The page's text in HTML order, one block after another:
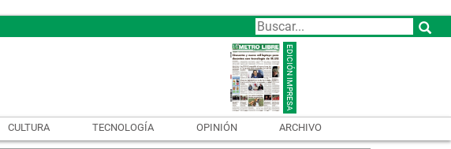
CULTURA TECNOLOGÍA OPINIÓN ARCHIVO